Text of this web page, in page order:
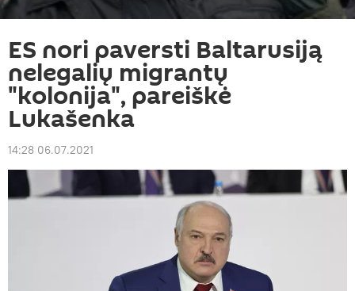
ES nori paversti Baltarusiją
nelegalių migrantų
"kolonija", pareiškė
Lukašenka
14:28 06.07.2021